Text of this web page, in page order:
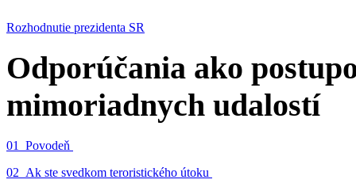
Rozhodnutie prezidenta SR
Odporúčania ako
mimoriadnych udalostí
01_Povodeň
02_Ak ste svedkom teroristického útoku